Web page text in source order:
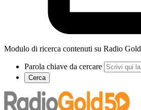
Modulo di ricerca contenuti su Radio Gold
Parola chiave da cercare
Cerca